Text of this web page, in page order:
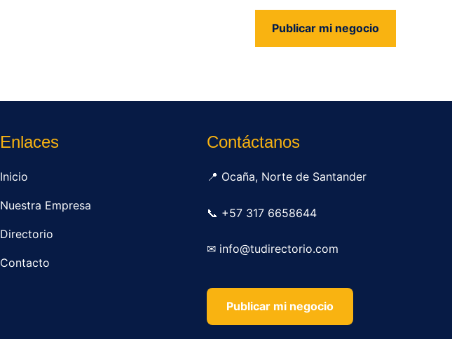
Publicar mi negocio
Enlaces
Inicio
Nuestra Empresa
Directorio
Contacto
Contáctanos
📍 Ocaña, Norte de Santander
📞 +57 317 6658644
✉ info@tudirectorio.com
Publicar mi negocio